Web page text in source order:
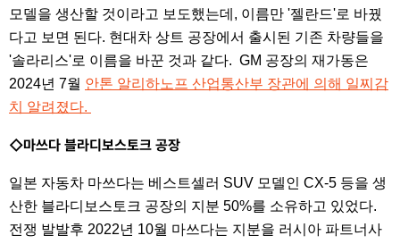
모델을 생산할 것이라고 보도했는데, 이름만 '젤란드'로 바꿨
다고 보면 된다. 현대차 상트 공장에서 출시된 기존 차량들을
'솔라리스'로 이름을 바꾼 것과 같다. GM 공장의 재가동은
2024년 7월 안톤 알리하노프 산업통산부 장관에 의해 일찌감
치 알려졌다.
◇마쓰다 블라디보스토크 공장
일본 자동차 마쓰다는 베스트셀러 SUV 모델인 CX-5 등을 생
산한 블라디보스토크 공장의 지분 50%를 소유하고 있었다.
전쟁 발발후 2022년 10월 마쓰다는 지분을 러시아 파트너사